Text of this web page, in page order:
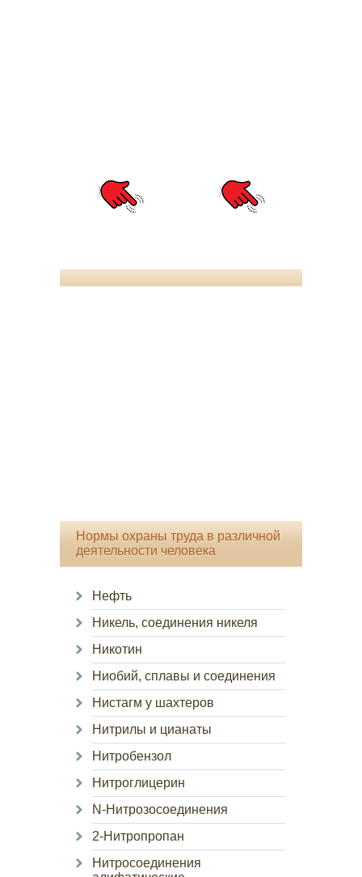
Нормы охраны труда в различной
деятельности человека
Нефть
Никель, соединения никеля
Никотин
Ниобий, сплавы и соединения
Нистагм у шахтеров
Нитрилы и цианаты
Нитробензол
Нитроглицерин
N-Нитрозосоединения
2-Нитропропан
Нитросоединения